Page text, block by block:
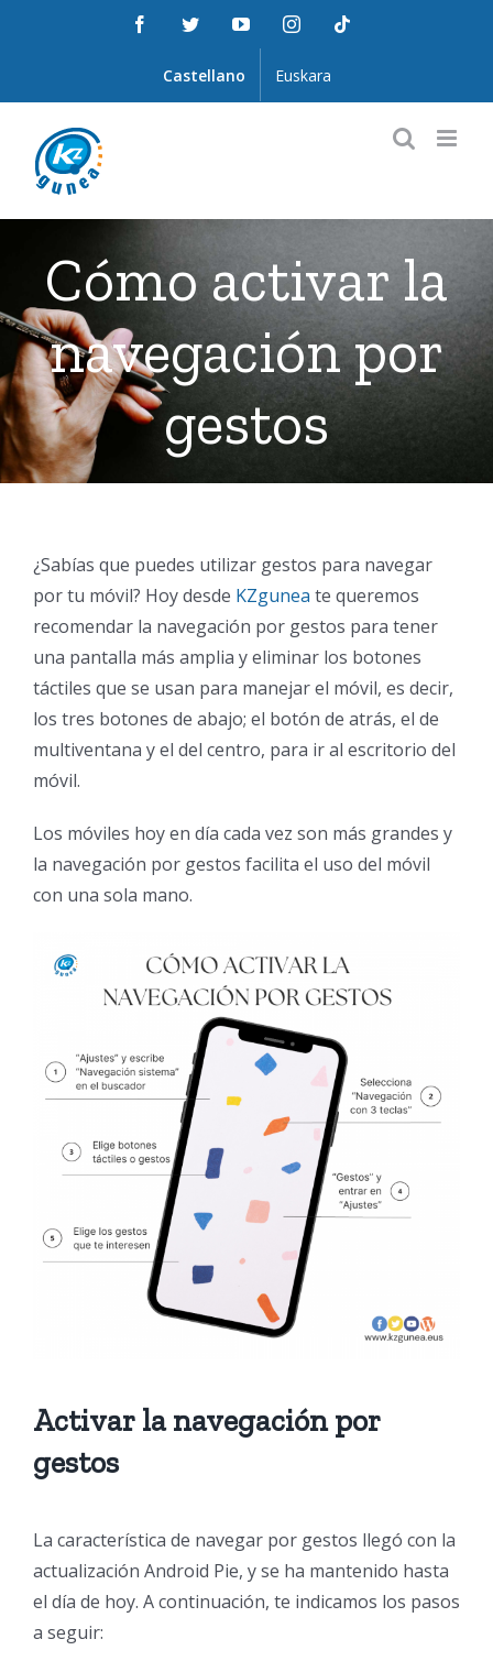
FacebookTwitterYouTubeInstagram
Castellano Euskara
Cómo activar la
navegación por
gestos
¿Sabías que puedes utilizar gestos para navegar
por tu móvil? Hoy desde KZgunea te queremos
recomendar la navegación por gestos para tener
una pantalla más amplia y eliminar los botones
táctiles que se usan para manejar el móvil, es decir,
los tres botones de abajo; el botón de atrás, el de
multiventana y el del centro, para ir al escritorio del
móvil.
Los móviles hoy en día cada vez son más grandes y
la navegación por gestos facilita el uso del móvil
con una sola mano.
Activar la navegación por
gestos
La característica de navegar por gestos llegó con la
actualización Android Pie, y se ha mantenido hasta
el día de hoy. A continuación, te indicamos los pasos
a seguir: